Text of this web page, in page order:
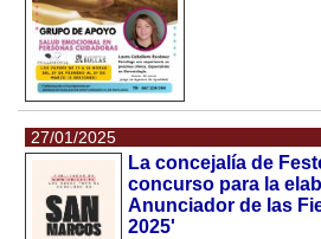
27/01/2025
La concejalía de
concurso para la
Anunciador de las
2025'